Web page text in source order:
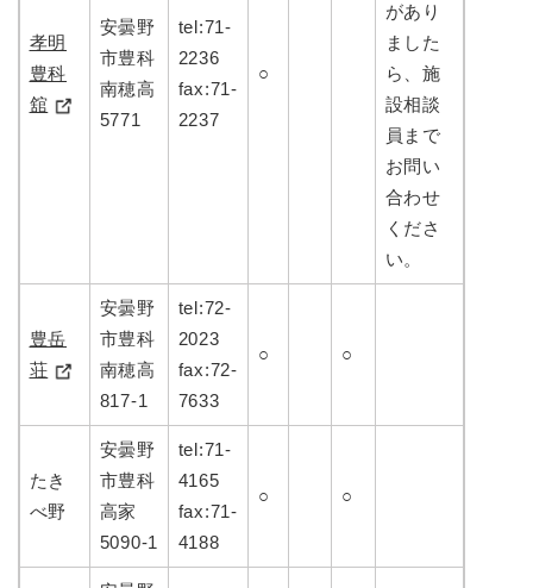
孝明
豊科
舘
安曇野
市豊科
南穂高
5771
tel:71-
2236
fax:71-
2237
○
があり
ました
ら、施
設相談
員まで
お問い
合わせ
くださ
い。
豊岳
荘
安曇野
市豊科
南穂高
817-1
tel:72-
2023
fax:72-
7633
○ ○
たき
べ野
安曇野
市豊科
高家
5090-1
tel:71-
4165
fax:71-
4188
○ ○